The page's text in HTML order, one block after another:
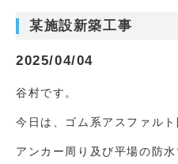
某施設新築工事
2025/04/04
谷村です。
今日は、ゴム系アスファルト
アンカー周り及び平場の防